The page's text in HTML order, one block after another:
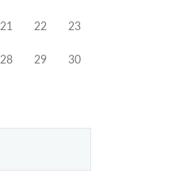
21 22 23
28 29 30